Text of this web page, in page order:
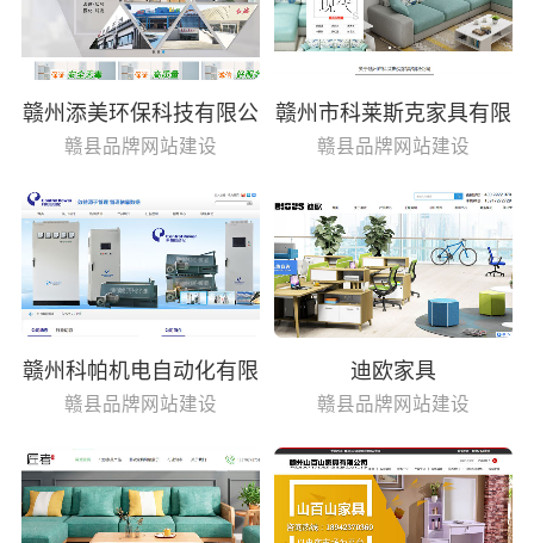
赣州添美环保科技有限公
司
赣县品牌网站建设
赣州市科莱斯克家具有限
公司
赣县品牌网站建设
赣州科帕机电自动化有限
公司
赣县品牌网站建设
迪欧家具
赣县品牌网站建设